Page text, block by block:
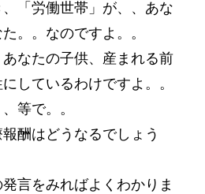
「労働世帯」が、、あな
。。なのですよ。。
なたの子供、産まれる前
しているわけですよ。。
等で。。
酬はどうなるでしょう
言をみればよくわかりま